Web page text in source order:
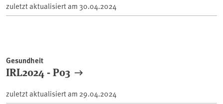
zuletzt aktualisiert am 30.04.2024
Gesundheit
IRL2024 - P03
zuletzt aktualisiert am 29.04.2024